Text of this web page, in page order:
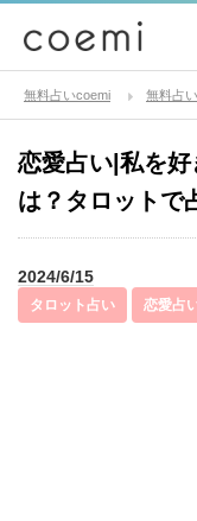
無料占いcoemi 無料占い
恋愛占い|私を
は？タロットで
2024/6/15
タロット占い 恋愛占